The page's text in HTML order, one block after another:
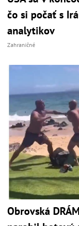
čo si počať s
analytikov
Zahraničné
Obrovská